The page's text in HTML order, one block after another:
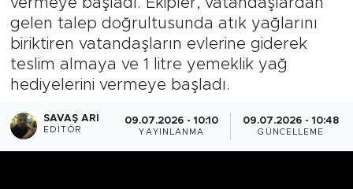
gelen talep doğrultusunda atık yağlarını
biriktiren vatandaşların evlerine giderek
teslim almaya ve 1 litre yemeklik yağ
hediyelerini vermeye başladı.
SAVAŞ ARI
EDITÖR
09.07.2026 - 10:10
YAYINLANMA
09.07.2026 - 10:48
GÜNCELLEME
Öncü Radyo Dinle
Öncü TV İzle
Son Dakika Haberleri
Haber Arşivi